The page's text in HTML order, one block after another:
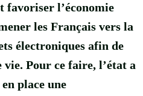
favoriser l’économie
les Français vers la
électroniques afin de
Pour ce faire, l’état a
place une